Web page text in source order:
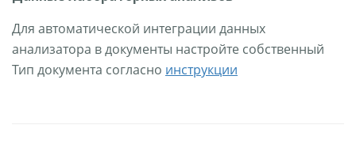
Для автоматической интеграции данных
анализатора в документы настройте собственный
Тип документа согласно инструкции